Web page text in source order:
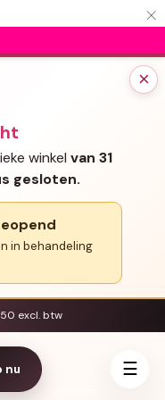
×
×
winkel van 31
gesloten.
in behandeling
excl. btw
nu ☰